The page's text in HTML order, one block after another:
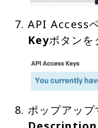
API Accessペ
Key
ポップアッ